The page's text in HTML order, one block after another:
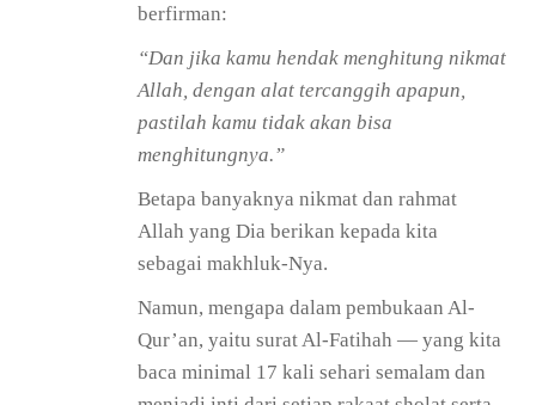
berfirman:
“Dan jika kamu hendak menghitung nikmat
Allah, dengan alat tercanggih apapun,
pastilah kamu tidak akan bisa
menghitungnya.”
Betapa banyaknya nikmat dan rahmat
Allah yang Dia berikan kepada kita
sebagai makhluk-Nya.
Namun, mengapa dalam pembukaan Al-
Qur’an, yaitu surat Al-Fatihah — yang kita
baca minimal 17 kali sehari semalam dan